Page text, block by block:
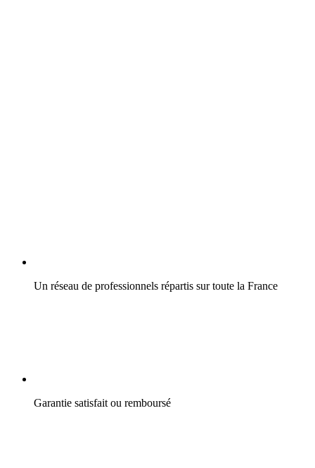
Un réseau de professionnels répartis sur toute la France
Garantie satisfait ou remboursé